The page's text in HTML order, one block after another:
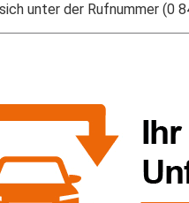
unter der Rufnummer (0